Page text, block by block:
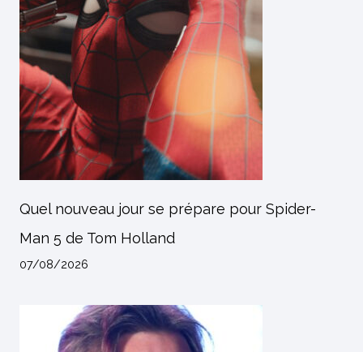
Quel nouveau jour se prépare pour Spider-
Man 5 de Tom Holland
07/08/2026